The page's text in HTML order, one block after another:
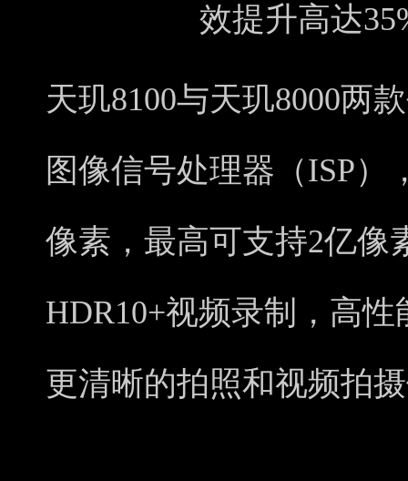
效提升高达
天玑8100与天玑8000两
图像信号处理器（ISP）
像素，最高可支持2亿像
HDR10+视频录制，高
更清晰的拍照和视频拍